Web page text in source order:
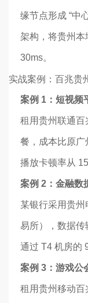
缘节点形成 “中
架构，将贵州
30ms。
实战案例：百兆贵
案例 1：短视频
租用贵州联通百
餐，成本比原广
播放卡顿率从
案例 2：金融数
某银行采用贵
易所），数据传
通过 T4 机房的
案例 3：游戏公
租用贵州移动百